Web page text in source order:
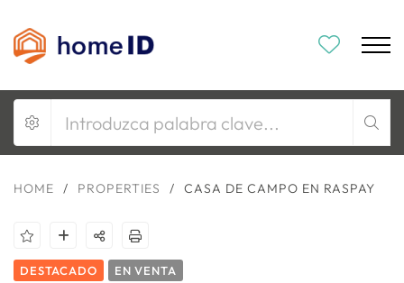
HOME / PROPERTIES / CASA DE CAMPO EN RASPAY
DESTACADO EN VENTA